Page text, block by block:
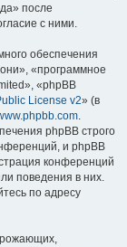
после
с ними.
обеспечения
«программное
«phpBB
License v2» (в
.
phpBB строго
и phpBB
конференций
поведения в них.
по адресу